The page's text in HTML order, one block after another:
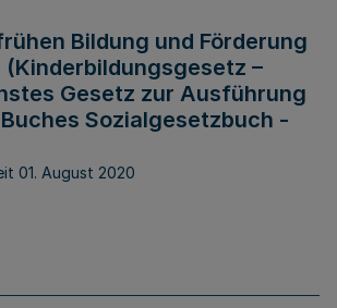
Bildung und Förderung
(Kinderbildungsgesetz –
Gesetz zur Ausführung
Sozialgesetzbuch -
01. August 2020